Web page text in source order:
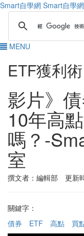
Smart自學網 Smart自學
MENU
ETF獲利術
影片》
10年高
嗎？-
室
撰文者：編輯部 更新
關鍵字：
債券
ETF 高點 買